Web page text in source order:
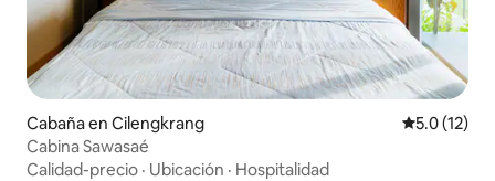
Cabaña en Cilengkrang Calificación
5.0 (12)
Cabina Sawasaé
Calidad-precio · Ubicación · Hospitalidad